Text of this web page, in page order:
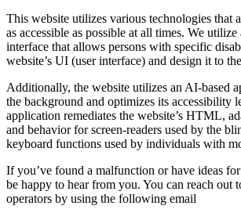
This website utilizes various technologies that
as accessible as possible at all times. We
interface that allows persons with specific
website’s UI (user interface) and design it to
Additionally, the website utilizes an AI-based
the background and optimizes its accessibility
application remediates the website’s HTML,
and behavior for screen-readers used by the
keyboard functions used by individuals with
If you’ve found a malfunction or have ideas
be happy to hear from you. You can reach out
operators by using the following email